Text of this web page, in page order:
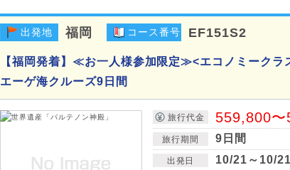
出発地 福岡 コース番号 EF151S2
【福岡発着】≪お一人様参加限定≫<エコノミークラ
エーゲ海クルーズ9日間
旅行代金 559,800〜
旅行期間 9日間
出発日 10/21～10/21